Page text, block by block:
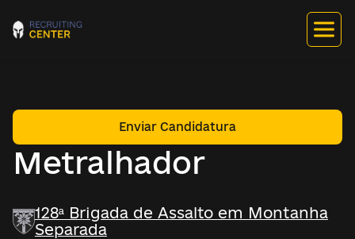
Metralhador
Enviar Candidatura
128ª Brigada de Assalto em Montanha
Separada